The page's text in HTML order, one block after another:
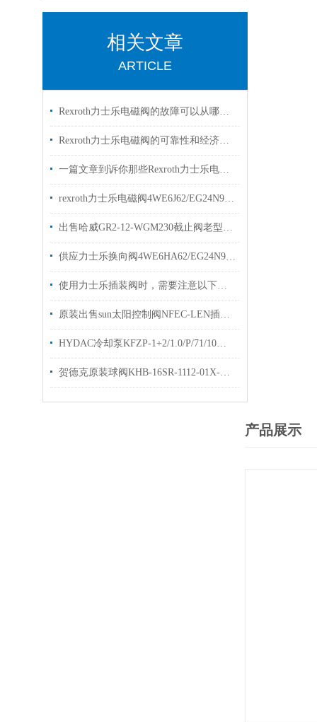
相关文章
ARTICLE
Rexroth力士乐电磁阀的故障可以从哪里进行排查
Rexroth力士乐电磁阀的可靠性和经济性解读
一篇文章到诉你那些Rexroth力士乐电磁阀常见的符号的是什么意思
rexroth力士乐电磁阀4WE6J62/EG24N9K4两位三通阀
出售哈威GR2-12-WGM230截止阀老型号GR2-1-WG230
供应力士乐换向阀4WE6HA62/EG24N9K4型号齐全
使用力士乐插装阀时，需要注意以下几个关键的事项
原装出售sun太阳控制阀NFEC-LEN插装阀样本技术参数
HYDAC冷却泵KFZP-1+2/1.0/P/71/10电机泵优势出售
贺德克原装球阀KHB-16SR-1112-01X-A直销高压球阀KHB
产品展示